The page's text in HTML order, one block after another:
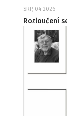
SRP, 04 2026
Rozloučení